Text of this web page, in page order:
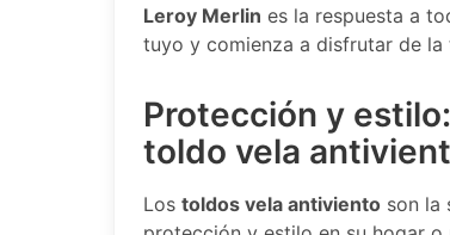
Leroy Merlin es la respuesta a
tuyo y comienza a disfrutar de
Protección y
toldo vela
Los toldos vela antiviento son la